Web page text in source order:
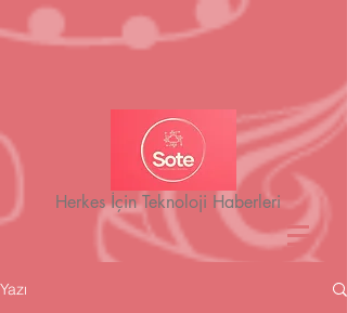
Herkes İçin Teknoloji Haberleri
Yazı